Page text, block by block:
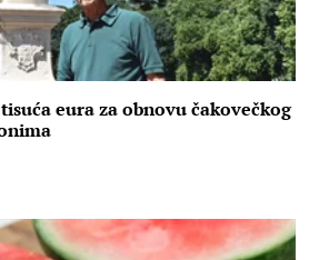
eura za obnovu čakovečkog